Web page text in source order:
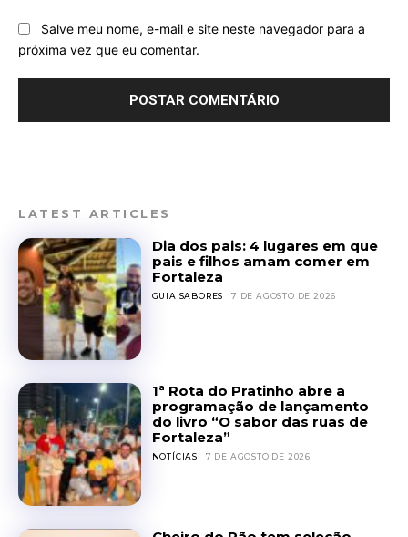
Salve meu nome, e-mail e site neste navegador para a
próxima vez que eu comentar.
LATEST ARTICLES
Dia dos pais: 4 lugares em que
pais e filhos amam comer em
Fortaleza
GUIA SABORES 7 DE AGOSTO DE 2026
1ª Rota do Pratinho abre a
programação de lançamento
do livro “O sabor das ruas de
Fortaleza”
NOTÍCIAS 7 DE AGOSTO DE 2026